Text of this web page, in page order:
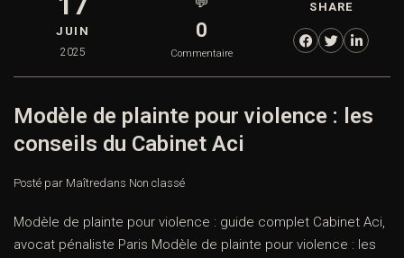
JUIN
2025
0
Commentaire
SHARE
Modèle de plainte pour violence : les
conseils du Cabinet Aci
Posté par Maîtredans Non classé
Modèle de plainte pour violence : guide complet Cabinet Aci,
avocat pénaliste Paris Modèle de plainte pour violence : les